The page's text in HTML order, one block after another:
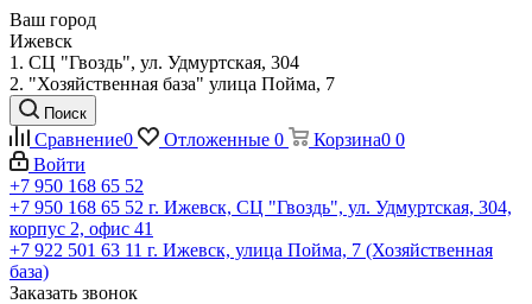
Ваш город
Ижевск
1. СЦ "Гвоздь", ул. Удмуртская, 304
2. "Хозяйственная база" улица Пойма, 7
Поиск
Сравнение0 Отложенные 0 Корзина0 0
Войти
+7 950 168 65 52
+7 950 168 65 52 г. Ижевск, СЦ "Гвоздь", ул. Удмуртская, 304,
корпус 2, офис 41
+7 922 501 63 11 г. Ижевск, улица Пойма, 7 (Хозяйственная
база)
Заказать звонок